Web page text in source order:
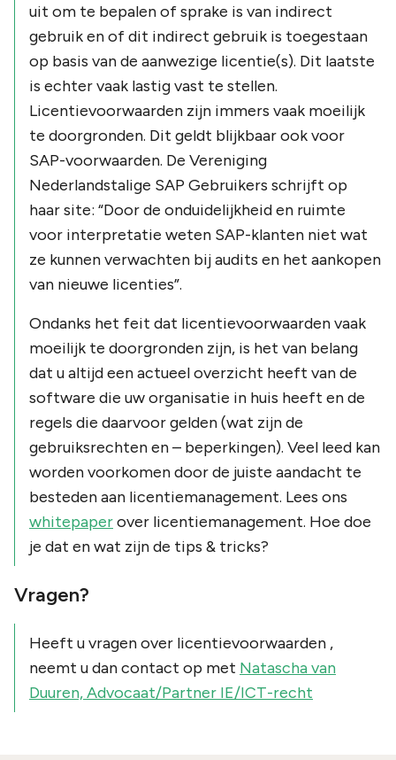
uit om te bepalen of sprake is van indirect
gebruik en of dit indirect gebruik is toegestaan
op basis van de aanwezige licentie(s). Dit laatste
is echter vaak lastig vast te stellen.
Licentievoorwaarden zijn immers vaak moeilijk
te doorgronden. Dit geldt blijkbaar ook voor
SAP-voorwaarden. De Vereniging
Nederlandstalige SAP Gebruikers schrijft op
haar site: “Door de onduidelijkheid en ruimte
voor interpretatie weten SAP-klanten niet wat
ze kunnen verwachten bij audits en het aankopen
van nieuwe licenties”.
Ondanks het feit dat licentievoorwaarden vaak
moeilijk te doorgronden zijn, is het van belang
dat u altijd een actueel overzicht heeft van de
software die uw organisatie in huis heeft en de
regels die daarvoor gelden (wat zijn de
gebruiksrechten en – beperkingen). Veel leed kan
worden voorkomen door de juiste aandacht te
besteden aan licentiemanagement. Lees ons
whitepaperover licentiemanagement. Hoe doe
je dat en wat zijn de tips & tricks?
Vragen?
Heeft u vragen over licentievoorwaarden ,
neemt u dan contact op met Natascha van
Duuren, Advocaat/Partner IE/ICT-recht